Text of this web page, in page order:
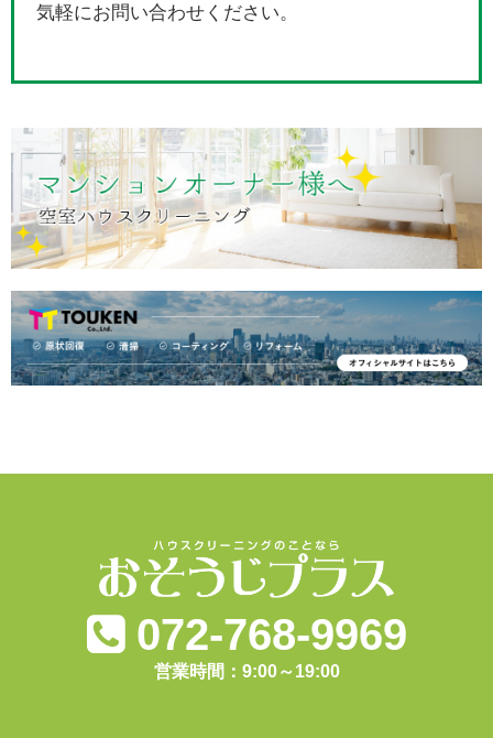
気軽にお問い合わせください。
072-768-9969
営業時間：9:00～19:00